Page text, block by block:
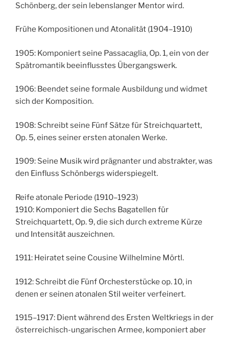
Schönberg, der sein lebenslanger Mentor wird.
Frühe Kompositionen und Atonalität (1904–1910)
1905: Komponiert seine Passacaglia, Op. 1, ein von der
Spätromantik beeinflusstes Übergangswerk.
1906: Beendet seine formale Ausbildung und widmet
sich der Komposition.
1908: Schreibt seine Fünf Sätze für Streichquartett,
Op. 5, eines seiner ersten atonalen Werke.
1909: Seine Musik wird prägnanter und abstrakter, was
den Einfluss Schönbergs widerspiegelt.
Reife atonale Periode (1910–1923)
1910: Komponiert die Sechs Bagatellen für
Streichquartett, Op. 9, die sich durch extreme Kürze
und Intensität auszeichnen.
1911: Heiratet seine Cousine Wilhelmine Mörtl.
1912: Schreibt die Fünf Orchesterstücke op. 10, in
denen er seinen atonalen Stil weiter verfeinert.
1915–1917: Dient während des Ersten Weltkriegs in der
österreichisch-ungarischen Armee, komponiert aber